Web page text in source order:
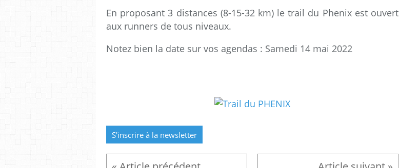
En proposant 3 distances (8-15-32 km) le trail du Phenix est ouvert
aux runners de tous niveaux.
Notez bien la date sur vos agendas : Samedi 14 mai 2022
S'inscrire à la newsletter